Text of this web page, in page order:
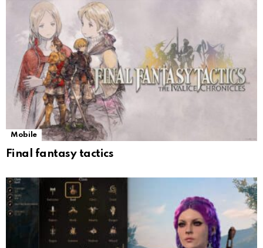
Mobile
Final fantasy tactics